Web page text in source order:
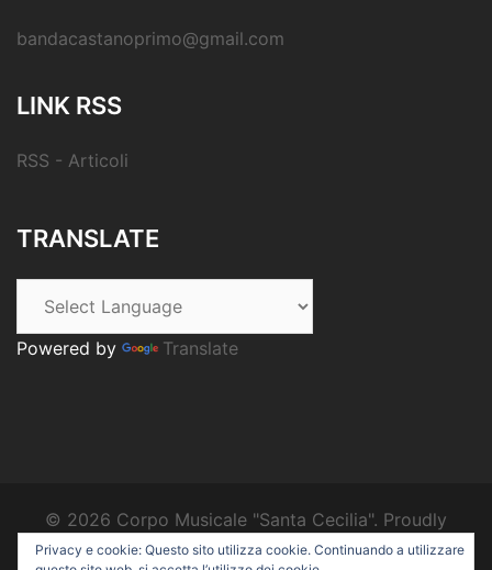
bandacastanoprimo@gmail.com
LINK RSS
RSS - Articoli
TRANSLATE
Powered by Translate
© 2026 Corpo Musicale "Santa Cecilia". Proudly
powered bySydney
Privacy e cookie: Questo sito utilizza cookie. Continuando a utilizzare